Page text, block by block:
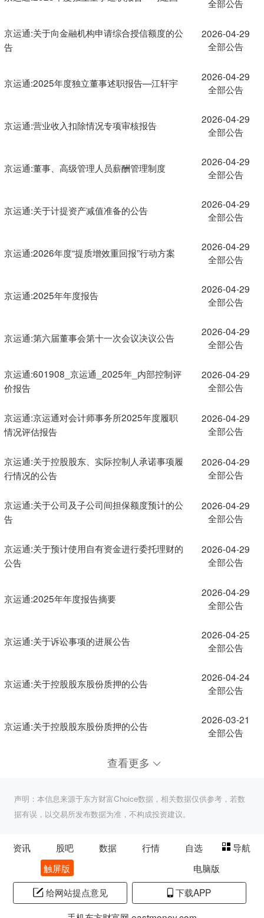
全部公告
京运通:关于向金融机构申请综合授信额度的公
告
2026-04-29
全部公告
京运通:2025年度独立董事述职报告—江轩宇
2026-04-29
全部公告
京运通:营业收入扣除情况专项审核报告
2026-04-29
全部公告
京运通:董事、高级管理人员薪酬管理制度
2026-04-29
全部公告
京运通:关于计提资产减值准备的公告
2026-04-29
全部公告
京运通:2026年度“提质增效重回报”行动方案
2026-04-29
全部公告
京运通:2025年年度报告
2026-04-29
全部公告
京运通:第六届董事会第十一次会议决议公告
2026-04-29
全部公告
京运通:601908_京运通_2025年_内部控制评
价报告
2026-04-29
全部公告
京运通:京运通对会计师事务所2025年度履职
情况评估报告
2026-04-29
全部公告
京运通:关于控股股东、实际控制人承诺事项履
行情况的公告
2026-04-29
全部公告
京运通:关于公司及子公司间担保额度预计的公
告
2026-04-29
全部公告
京运通:关于预计使用自有资金进行委托理财的
公告
2026-04-29
全部公告
京运通:2025年年度报告摘要
2026-04-29
全部公告
京运通:关于诉讼事项的进展公告
2026-04-25
全部公告
京运通:关于控股股东股份质押的公告
2026-04-24
全部公告
京运通:关于控股股东股份质押的公告
2026-03-21
全部公告
查看更多
声明：本信息来源于东方财富Choice数据，相关数据仅供参考，若数
据有误，以交易所发布数据为准，不构成投资建议。
资讯 股吧 数据 行情 自选
导航
触屏版
电脑版
给网站提点意见
下载APP